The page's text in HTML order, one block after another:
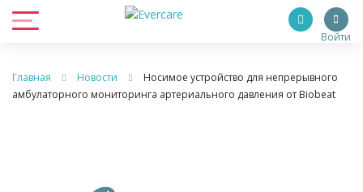
Войти
Главная Новости
Носимое устройство для непрерывного
амбулаторного мониторинга артериального давления от Biobeat